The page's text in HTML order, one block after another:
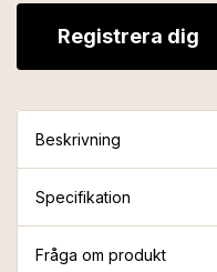
Registrera dig
Beskrivning
Specifikation
Fråga om produkt